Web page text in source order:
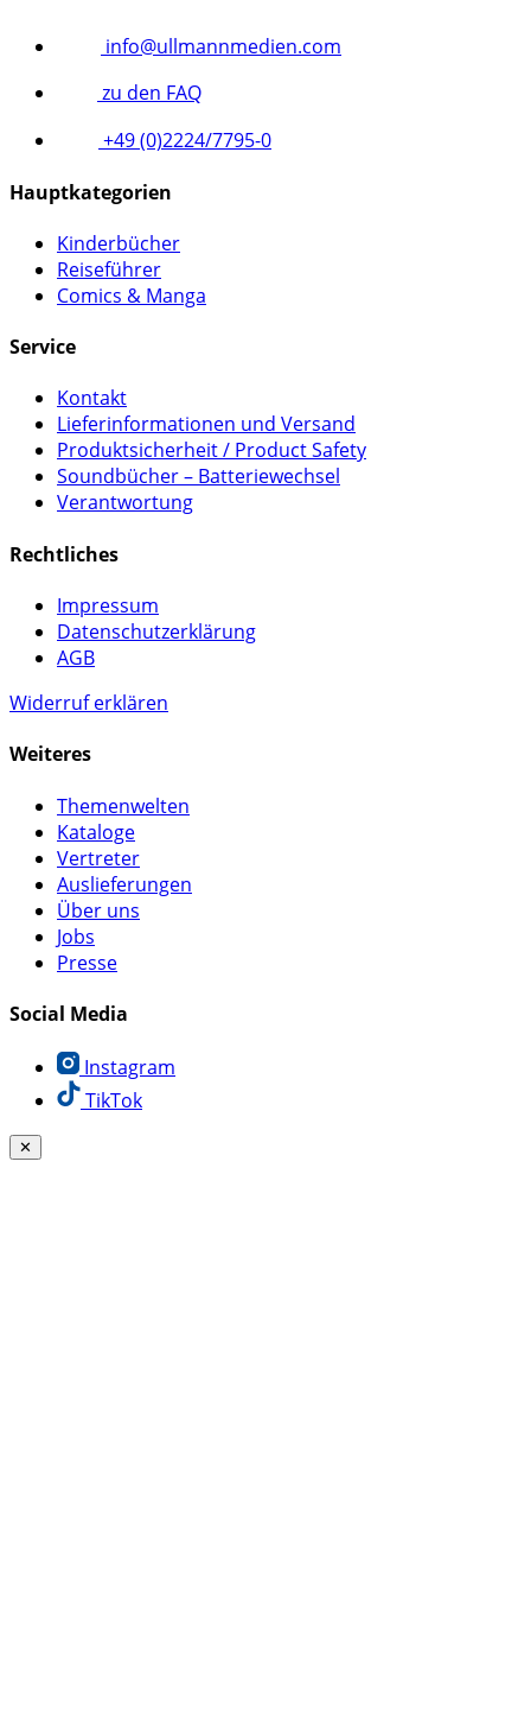
info@ullmannmedien.com
zu den FAQ
+49 (0)2224/7795-0
Hauptkategorien
Kinderbücher
Reiseführer
Comics & Manga
Service
Kontakt
Lieferinformationen und Versand
Produktsicherheit / Product Safety
Soundbücher – Batteriewechsel
Verantwortung
Rechtliches
Impressum
Datenschutzerklärung
AGB
Widerruf erklären
Weiteres
Themenwelten
Kataloge
Vertreter
Auslieferungen
Über uns
Jobs
Presse
Social Media
Instagram
TikTok
✕